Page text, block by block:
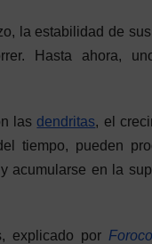
la estabilidad de
Hasta ahora,
las dendritas, el
tiempo, pueden
acumularse en la
explicado por